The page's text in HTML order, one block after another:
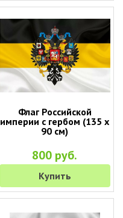
Флаг Российской
империи с гербом (135 х
90 см)
800 руб.
Купить